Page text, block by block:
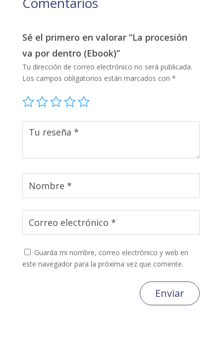
Sé el primero en valorar “La procesión
va por dentro (Ebook)”
Tu dirección de correo electrónico no será publicada.
Los campos obligatorios están marcados con *
Guarda mi nombre, correo electrónico y web en
este navegador para la próxima vez que comente.
Enviar